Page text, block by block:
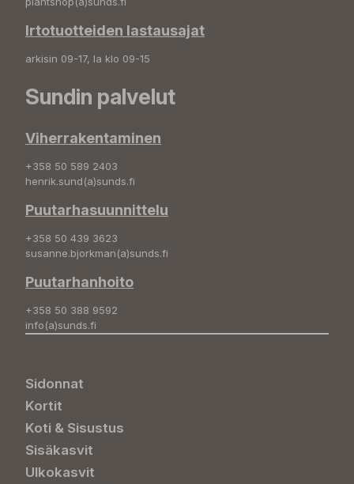
Irtotuotteiden lastausajat
arkisin 09-17, la klo 09-15
Sundin palvelut
Viherrakentaminen
+358 50 589 2403
henrik.sund(a)sunds.fi
Puutarhasuunnittelu
+358 50 439 3623
susanne.bjorkman(a)sunds.fi
Puutarhanhoito
+358 50 388 9592
info(a)sunds.fi
Sidonnat
Kortit
Koti & Sisustus
Sisäkasvit
Ulkokasvit